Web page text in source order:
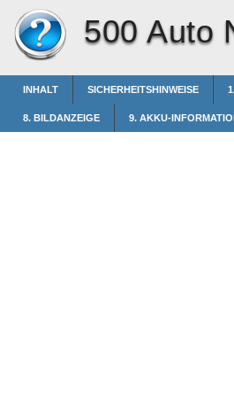
500 Auto
INHALT SICHERHEITSHINWEISE
8. BILDANZEIGE 9. AKKU-